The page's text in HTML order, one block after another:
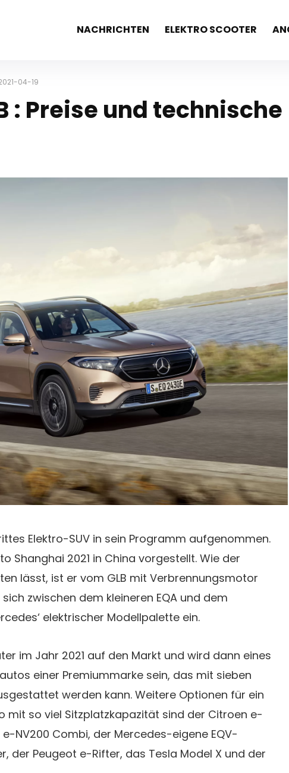
NACHRICHTEN ELEKTRO SCOOTER
04-19
: Preise und technische
Elektro-SUV in sein Programm aufgenommen.
Shanghai 2021 in China vorgestellt. Wie der
lässt, ist er vom GLB mit Verbrennungsmotor
zwischen dem kleineren EQA und dem
elektrischer Modellpalette ein.
im Jahr 2021 auf den Markt und wird dann eines
einer Premiummarke sein, das mit sieben
werden kann. Weitere Optionen für ein
mit so viel Sitzplatzkapazität sind der Citroen e-
NV200 Combi, der Mercedes-eigene EQV-
der Peugeot e-Rifter, das Tesla Model X und der